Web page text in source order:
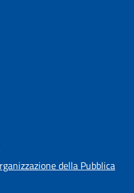
della Pubblica